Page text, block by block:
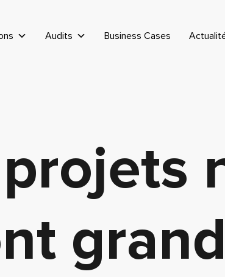
Audits Business Cases